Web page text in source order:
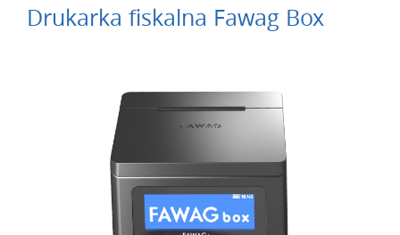
Drukarka fiskalna Fawag Box